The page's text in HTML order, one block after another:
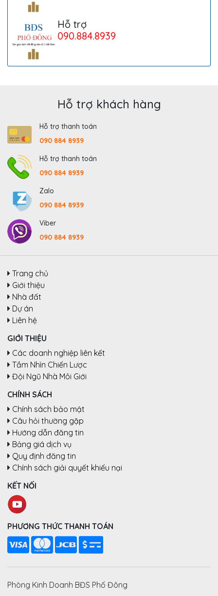
Hỗ trợ
090.884.8939
Hỗ trợ khách hàng
Hỗ trợ thanh toán
090 884 8939
Hỗ trợ thanh toán
090 884 8939
Zalo
090 884 8939
Viber
090 884 8939
Trang chủ
Giới thiệu
Nhà đất
Dự án
Liên hệ
GIỚI THIỆU
Các doanh nghiệp liên kết
Tầm Nhìn Chiến Lược
Đội Ngũ Nhà Môi Giới
CHÍNH SÁCH
Chính sách bảo mật
Câu hỏi thường gặp
Hướng dẫn đăng tin
Bảng giá dịch vụ
Quy định đăng tin
Chính sách giải quyết khiếu nại
KẾT NỐI
PHƯƠNG THỨC THANH TOÁN
Phòng Kinh Doanh BĐS Phố Đông